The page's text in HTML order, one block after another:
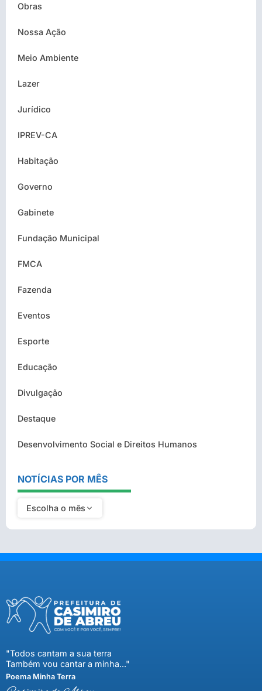
Obras
Nossa Ação
Meio Ambiente
Lazer
Jurídico
IPREV-CA
Habitação
Governo
Gabinete
Fundação Municipal
FMCA
Fazenda
Eventos
Esporte
Educação
Divulgação
Destaque
Desenvolvimento Social e Direitos Humanos
NOTÍCIAS POR MÊS
Escolha o mês
"Todos cantam a sua terra
Também vou cantar a minha..."
Poema Minha Terra